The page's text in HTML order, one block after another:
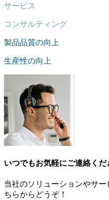
サービス
コンサルティング
製品品質の向上
生産性の向上
いつでもお気軽にご連絡くだ
当社のソリューションやサ
ちらからどうぞ！